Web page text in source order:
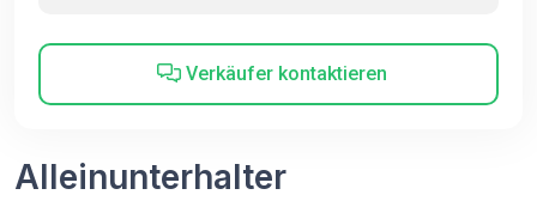
Verkäufer kontaktieren
Alleinunterhalter